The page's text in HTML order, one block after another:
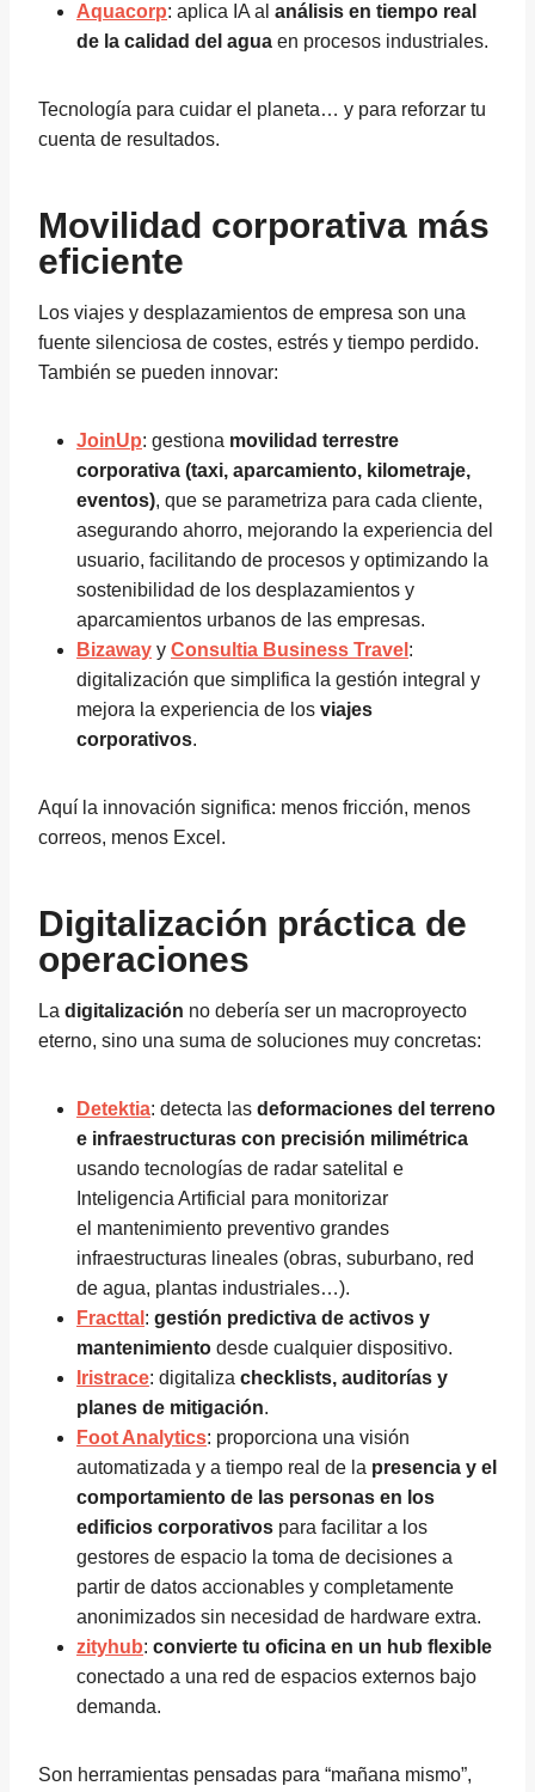
Aquacorp: aplica IA al análisis en tiempo real
de la calidad del agua en procesos industriales.
Tecnología para cuidar el planeta… y para reforzar tu
cuenta de resultados.
Movilidad corporativa más
eficiente
Los viajes y desplazamientos de empresa son una
fuente silenciosa de costes, estrés y tiempo perdido.
También se pueden innovar:
JoinUp: gestiona movilidad terrestre
corporativa (taxi, aparcamiento, kilometraje,
eventos), que se parametriza para cada cliente,
asegurando ahorro, mejorando la experiencia del
usuario, facilitando de procesos y optimizando la
sostenibilidad de los desplazamientos y
aparcamientos urbanos de las empresas.
Bizaway y Consultia Business Travel :
digitalización que simplifica la gestión integral y
mejora la experiencia de los viajes
corporativos.
Aquí la innovación significa: menos fricción, menos
correos, menos Excel.
Digitalización práctica de
operaciones
La digitalización no debería ser un macroproyecto
eterno, sino una suma de soluciones muy concretas:
Detektia: detecta las deformaciones del terreno
e infraestructuras con precisión milimétrica
usando tecnologías de radar satelital e
Inteligencia Artificial para monitorizar
el mantenimiento preventivo grandes
infraestructuras lineales (obras, suburbano, red
de agua, plantas industriales…).
Fracttal : gestión predictiva de activos y
mantenimiento desde cualquier dispositivo.
Iristrace: digitaliza checklists, auditorías y
planes de mitigación.
Foot Analytics: proporciona una visión
automatizada y a tiempo real de la presencia y el
comportamiento de las personas en los
edificios corporativos para facilitar a los
gestores de espacio la toma de decisiones a
partir de datos accionables y completamente
anonimizados sin necesidad de hardware extra.
zityhub: convierte tu oficina en un hub flexible
conectado a una red de espacios externos bajo
demanda.
Son herramientas pensadas para “mañana mismo”,